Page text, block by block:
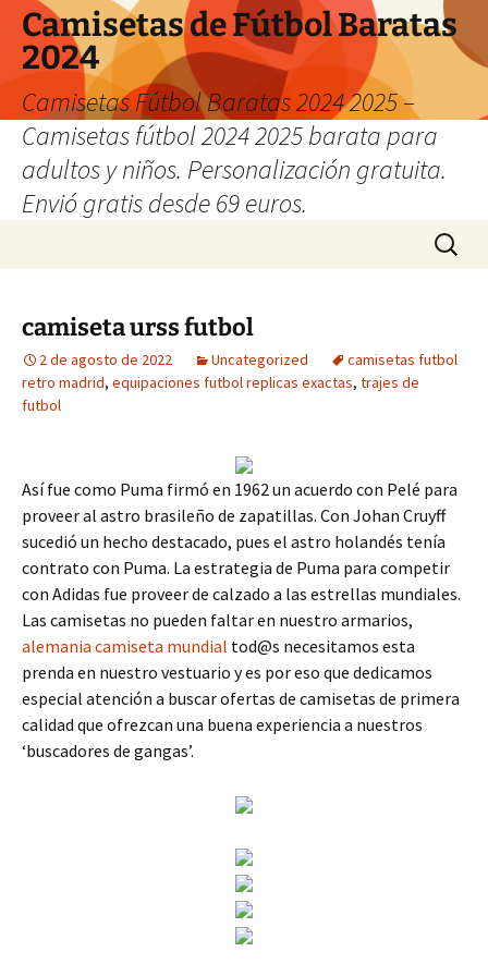
Camisetas de Fútbol Baratas
2024
Camisetas Fútbol Baratas 2024 2025 –
Camisetas fútbol 2024 2025 barata para
adultos y niños. Personalización gratuita.
Envió gratis desde 69 euros.
Buscar:
camiseta urss futbol
2 de agosto de 2022 Uncategorized
camisetas futbol
retro madrid, equipaciones futbol replicas exactas, trajes de
futbol
Así fue como Puma firmó en 1962 un acuerdo con Pelé para
proveer al astro brasileño de zapatillas. Con Johan Cruyff
sucedió un hecho destacado, pues el astro holandés tenía
contrato con Puma. La estrategia de Puma para competir
con Adidas fue proveer de calzado a las estrellas mundiales.
Las camisetas no pueden faltar en nuestro armarios,
alemania camiseta mundial tod@s necesitamos esta
prenda en nuestro vestuario y es por eso que dedicamos
especial atención a buscar ofertas de camisetas de primera
calidad que ofrezcan una buena experiencia a nuestros
‘buscadores de gangas’.